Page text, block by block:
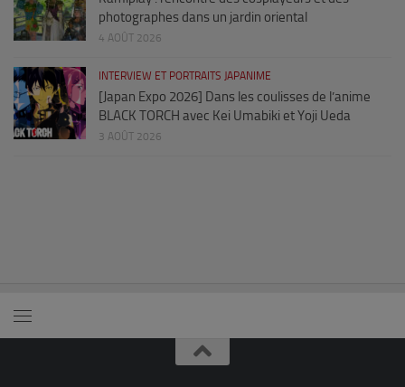
photographes dans un jardin oriental
4 AOÛT 2026
INTERVIEW ET PORTRAITS JAPANIME
[Japan Expo 2026] Dans les coulisses de l’anime
BLACK TORCH avec Kei Umabiki et Yoji Ueda
3 AOÛT 2026